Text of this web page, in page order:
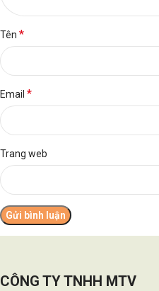
Tên *
Email *
Trang web
CÔNG TY TNHH MTV